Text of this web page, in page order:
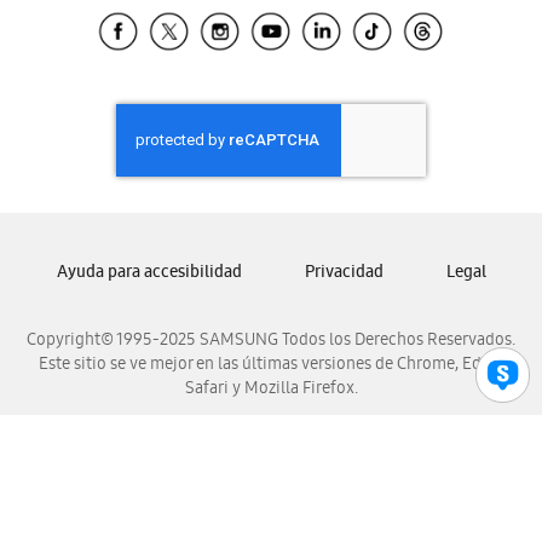
Samsung El Salvador
Samsung Honduras
Samsung Nicaragua
Samsung Panamá
Samsung Venezuela
Copyright© 1995-2025 SAMSUNG Todos los Derechos Reservados.
Este sitio se ve mejor en las últimas versiones de Chrome, Edge,
Safari y Mozilla Firefox.
Ayuda para accesibilidad Privacidad Legal